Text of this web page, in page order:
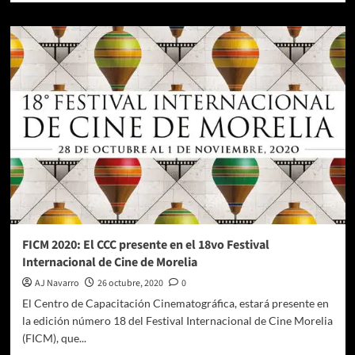
Carlo
Ayhllón:
de
bailes,
tinieblas
y
sonidos
contemporáneos
en
el
cine
FICM 2020: El CCC presente en el 18vo Festival
Internacional de Cine de Morelia
AJ Navarro 26 octubre, 2020
0
El Centro de Capacitación Cinematográfica, estará presente en
la edición número 18 del Festival Internacional de Cine Morelia
(FICM), que...